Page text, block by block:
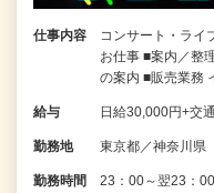
仕事内容
コンサート・ライ
お仕事 ■案内／整
の案内 ■販売業務
給与 日給30,000円+交
勤務地 東京都／神奈川県
勤務時間
23：00～翌23：